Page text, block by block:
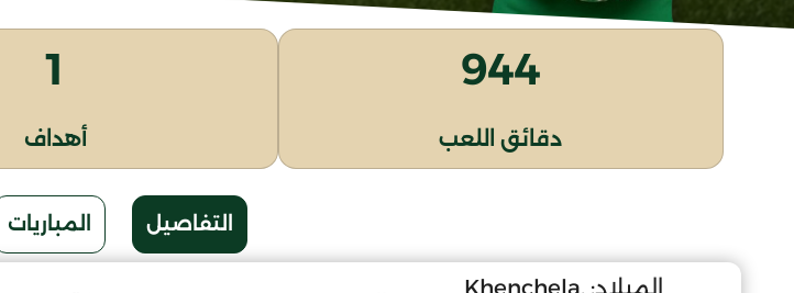
944
دقائق اللعب
1
أهداف
التفاصيل المباريات
الميلاد: Khenchela,